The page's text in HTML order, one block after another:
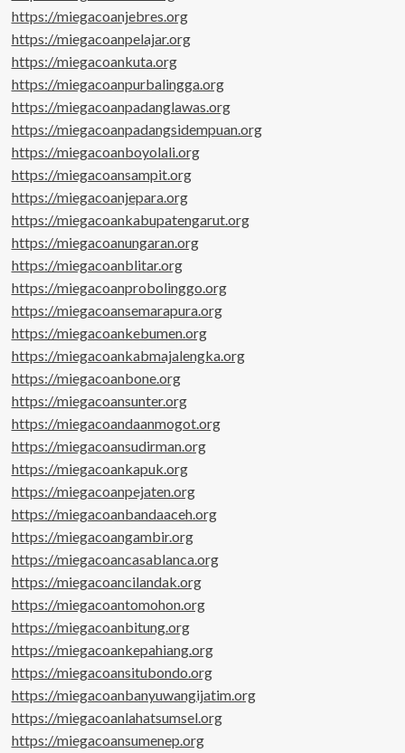
https://miegacoanjebres.org
https://miegacoanpelajar.org
https://miegacoankuta.org
https://miegacoanpurbalingga.org
https://miegacoanpadanglawas.org
https://miegacoanpadangsidempuan.org
https://miegacoanboyolali.org
https://miegacoansampit.org
https://miegacoanjepara.org
https://miegacoankabupatengarut.org
https://miegacoanungaran.org
https://miegacoanblitar.org
https://miegacoanprobolinggo.org
https://miegacoansemarapura.org
https://miegacoankebumen.org
https://miegacoankabmajalengka.org
https://miegacoanbone.org
https://miegacoansunter.org
https://miegacoandaanmogot.org
https://miegacoansudirman.org
https://miegacoankapuk.org
https://miegacoanpejaten.org
https://miegacoanbandaaceh.org
https://miegacoangambir.org
https://miegacoancasablanca.org
https://miegacoancilandak.org
https://miegacoantomohon.org
https://miegacoanbitung.org
https://miegacoankepahiang.org
https://miegacoansitubondo.org
https://miegacoanbanyuwangijatim.org
https://miegacoanlahatsumsel.org
https://miegacoansumenep.org